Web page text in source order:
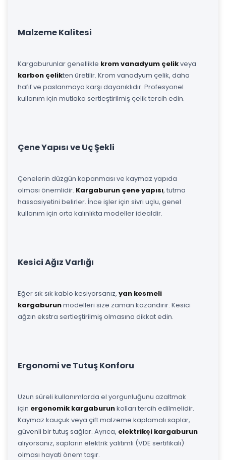
Malzeme Kalitesi
Kargaburunlar genellikle krom vanadyum çelikveya
karbon çelikten üretilir. Krom vanadyum çelik, daha
hafif ve paslanmaya karşı dayanıklıdır. Profesyonel
kullanım için mutlaka sertleştirilmiş çelik tercih edin.
Çene Yapısı ve Uç Şekli
Çenelerin düzgün kapanması ve kaymaz yapıda
olması önemlidir. Kargaburun çene yapısı, tutma
hassasiyetini belirler. İnce işler için sivri uçlu, genel
kullanım için orta kalınlıkta modeller idealdir.
Kesici Ağız Varlığı
Eğer sık sık kablo kesiyorsanız, yan kesmeli
kargaburunmodelleri size zaman kazandırır. Kesici
ağzın ekstra sertleştirilmiş olmasına dikkat edin.
Ergonomi ve Tutuş Konforu
Uzun süreli kullanımlarda el yorgunluğunu azaltmak
için ergonomik kargaburunkolları tercih edilmelidir.
Kaymaz kauçuk veya çift malzeme kaplamalı saplar,
güvenli bir tutuş sağlar. Ayrıca, elektrikçi kargaburun
alıyorsanız, sapların elektrik yalıtımlı (VDE sertifikalı)
olması hayati önem taşır.